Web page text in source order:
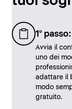
1°
Avvia il
uno dei
adattare il
modo
gratuito.